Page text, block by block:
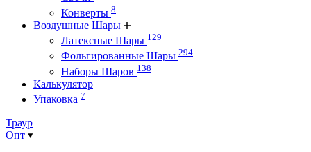
Конверты 8
Воздушные Шары
Латексные Шары 129
Фольгированные Шары 294
Наборы Шаров 138
Калькулятор
Упаковка 7
Траур
Опт